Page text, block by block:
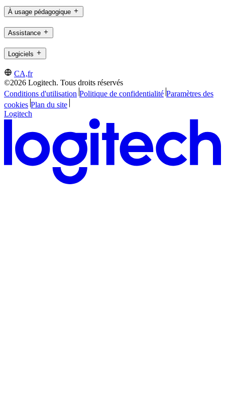
À usage pédagogique
Assistance
Logiciels
CA,fr
©2026 Logitech. Tous droits réservés
Conditions d'utilisation Politique de confidentialité Paramètres des
cookies Plan du site
Logitech